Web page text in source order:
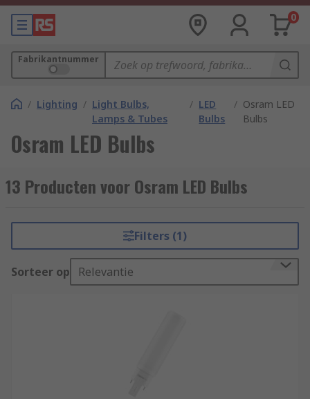
0
Fabrikantnummer
/ Lighting / Light Bulbs,
Lamps & Tubes
/ LED
Bulbs
/ Osram LED
Bulbs
Osram LED Bulbs
13 Producten voor Osram LED Bulbs
Filters (1)
Sorteer op Relevantie